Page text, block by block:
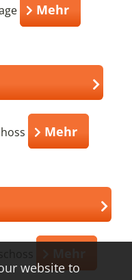
Mehr
Mehr
website to